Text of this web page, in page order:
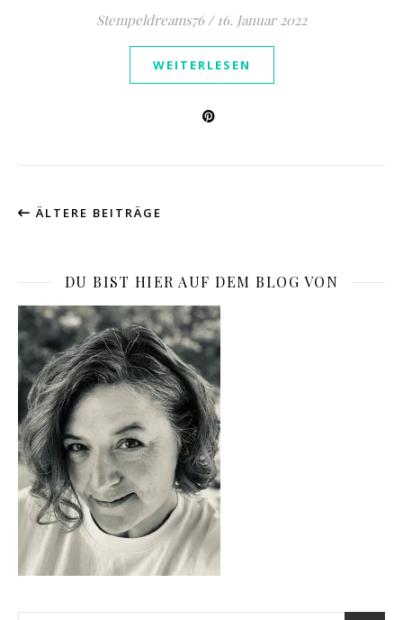
Stempeldreams76 / 16. Januar 2022
WEITERLESEN
ÄLTERE BEITRÄGE
DU BIST HIER AUF DEM BLOG VON